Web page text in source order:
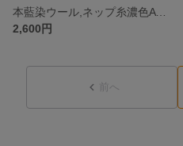
本藍染ウール,ネップ糸濃色AW2
2,600円
前へ